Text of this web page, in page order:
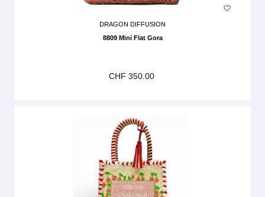
DRAGON DIFFUSION
8809 Mini Flat Gora
CHF 350.00